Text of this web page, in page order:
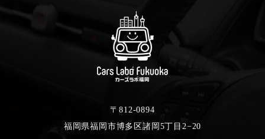
〒812-0894
福岡県福岡市博多区諸岡5丁目2−20